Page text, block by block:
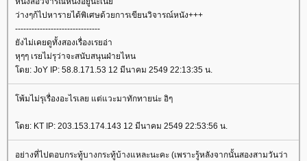
ว่างๆก้ไปหารายได้พิเศษด้วยการเขียนวิจารณ์หนัง+++
-------------------------------
ังไม่เคยดูทั้งสองเรื่องเรยอ่า
หุๆๆ เรยไม่รุว่าจะสนับสนุนฝ่ายไหน
ดย: JoY IP: 58.8.171.53 12 มีนาคม 2549 22:13:35 น.
พ้มไม่รุเรื่องอะไรเลย แต่แวะมาทักทายน่ะ อิๆ
ดย: KT IP: 203.153.174.143 12 มีนาคม 2549 22:53:56 น.
อย่างที่ไปตอบกระทู้บางกระทู้บ้างแหละนะคะ (เพราะรู้หลังจากนั้นสองสามวันว่า